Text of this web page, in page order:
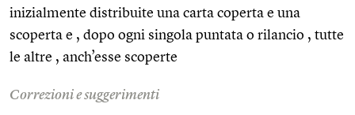
inizialmente distribuite una carta coperta e una
scoperta e , dopo ogni singola puntata o rilancio , tutte
le altre , anch’esse scoperte
Correzioni e suggerimenti